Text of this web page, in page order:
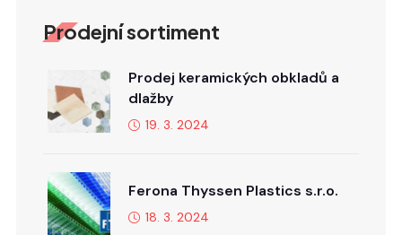
Prodejní sortiment
Prodej keramických obkladů a
dlažby
19. 3. 2024
Ferona Thyssen Plastics s.r.o.
18. 3. 2024